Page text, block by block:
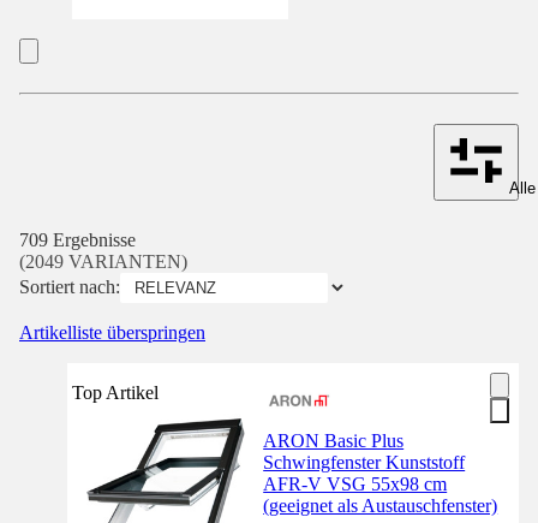
709 Ergebnisse
(2049 VARIANTEN)
Sortiert nach:
Artikelliste überspringen
Top Artikel
ARON Basic Plus
Schwingfenster Kunststoff
AFR-V VSG 55x98 cm
(geeignet als Austauschfenster)